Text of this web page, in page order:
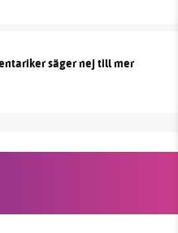
säger nej till mer